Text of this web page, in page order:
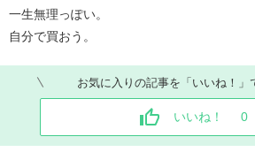
一生無理っぽい。
自分で買おう。
お気に入りの記事を「いいね！」
いいね！ 0